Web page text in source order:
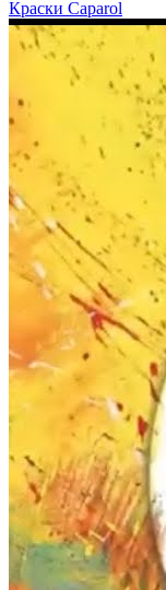
Краски Caparol